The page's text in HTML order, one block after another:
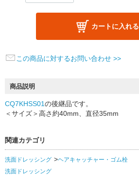
カートに入れる
この商品に対するお問い合わせ >>
商品説明
CQ7KHSS01の後継品です。
＜サイズ＞高さ約40mm、直径35mm
関連カテゴリ
洗面ドレッシング
ヘアキャッチャー・ゴム栓
洗面ドレッシング